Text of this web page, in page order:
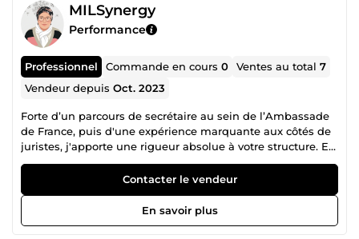
MILSynergy
Performance
Professionnel Commande en cours0 Ventes au total7
Vendeur depuisOct. 2023
Forte d’un parcours de secrétaire au sein de l’Ambassade
de France, puis d'une expérience marquante aux côtés de
juristes, j'apporte une rigueur absolue à votre structure. En
confiant vos projets à une copywritrice certifiée par LA
WAB travaillant en total distanciel depuis 2015, vous
bénéficiez d'une autonomie complète et de services
calibrés pour propulser votre activité. Faire appel à mes
services vous apporte des bénéfices immédiats : =&gt;
Contacter le vendeur
En savoir plus